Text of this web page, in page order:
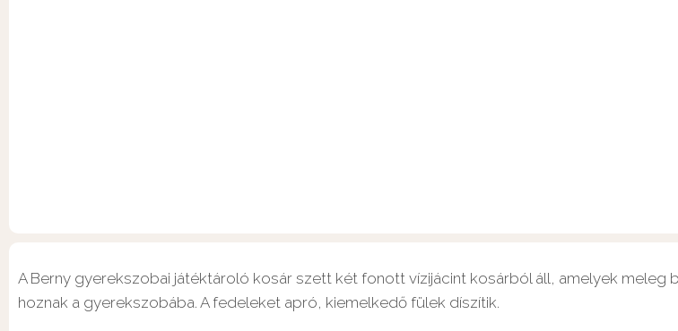
A Berny gyerekszobai játéktároló kosár szett két fonott vízijácint kosárból áll, amelyek meleg
hoznak a gyerekszobába. A fedeleket apró, kiemelkedő fülek díszítik.